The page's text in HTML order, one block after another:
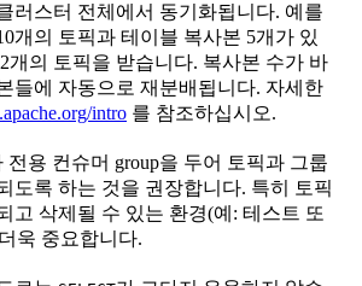
러스터 전체에서 동기화됩니다. 예를
개의 토픽과 테이블 복사본 5개가 있
개의 토픽을 받습니다. 복사본 수가 바
들에 자동으로 재분배됩니다. 자세한
intro 를 참조하십시오.
전용 컨슈머 group을 두어 토픽과 그룹
도록 하는 것을 권장합니다. 특히 토픽
고 삭제될 수 있는 환경(예: 테스트 또
욱 중요합니다.